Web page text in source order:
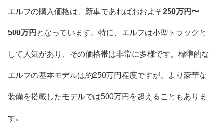
エルフの購入価格は、新車であればおおよそ250万円〜
500万円 となっています。特に、エルフは小型トラックと
して人気があり、その価格帯は非常に多様です。標準的な
エルフの基本モデルは約250万円程度ですが、より豪華な
装備を搭載したモデルでは500万円を超えることもありま
す。